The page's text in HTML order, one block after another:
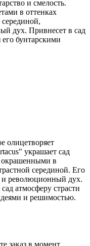
и смелость.
в оттенках
дух. Привнесет в сад
бунтарскими
олицетворяет
украшает сад
в
серединой. Его
и революционный дух.
атмосферу страсти
и решимостью.
заказ в момент